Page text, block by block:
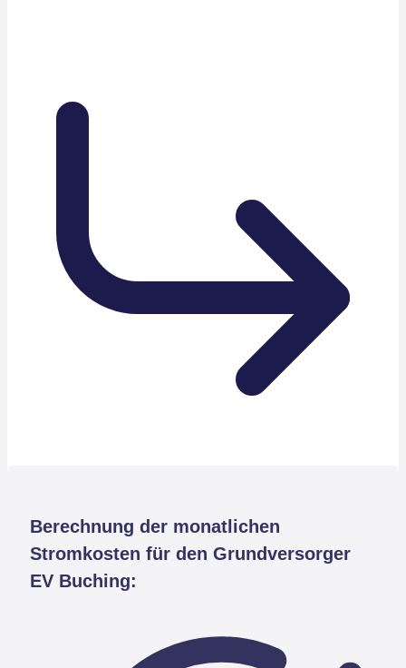
Berechnung der monatlichen
Stromkosten für den Grundversorger
EV Buching: